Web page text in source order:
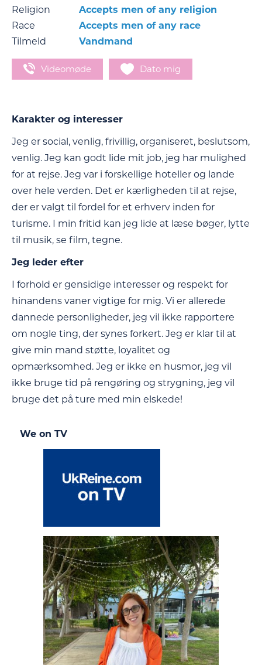
Religion
Accepts men of any religion
Race
Accepts men of any race
Tilmeld
Vandmand
Videomøde Dato mig
Karakter og interesser
Jeg er social, venlig, frivillig, organiseret, beslutsom,
venlig. Jeg kan godt lide mit job, jeg har mulighed
for at rejse. Jeg var i forskellige hoteller og lande
over hele verden. Det er kærligheden til at rejse,
der er valgt til fordel for et erhverv inden for
turisme. I min fritid kan jeg lide at læse bøger, lytte
til musik, se film, tegne.
Jeg leder efter
I forhold er gensidige interesser og respekt for
hinandens vaner vigtige for mig. Vi er allerede
dannede personligheder, jeg vil ikke rapportere
om nogle ting, der synes forkert. Jeg er klar til at
give min mand støtte, loyalitet og
opmærksomhed. Jeg er ikke en husmor, jeg vil
ikke bruge tid på rengøring og strygning, jeg vil
bruge det på ture med min elskede!
We on TV